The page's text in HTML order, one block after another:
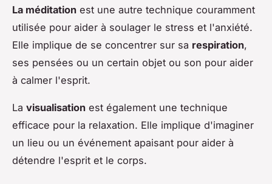
La méditation est une autre technique couramment
utilisée pour aider à soulager le stress et l'anxiété.
Elle implique de se concentrer sur sa respiration,
ses pensées ou un certain objet ou son pour aider
à calmer l'esprit.
La visualisation est également une technique
efficace pour la relaxation. Elle implique d'imaginer
un lieu ou un événement apaisant pour aider à
détendre l'esprit et le corps.